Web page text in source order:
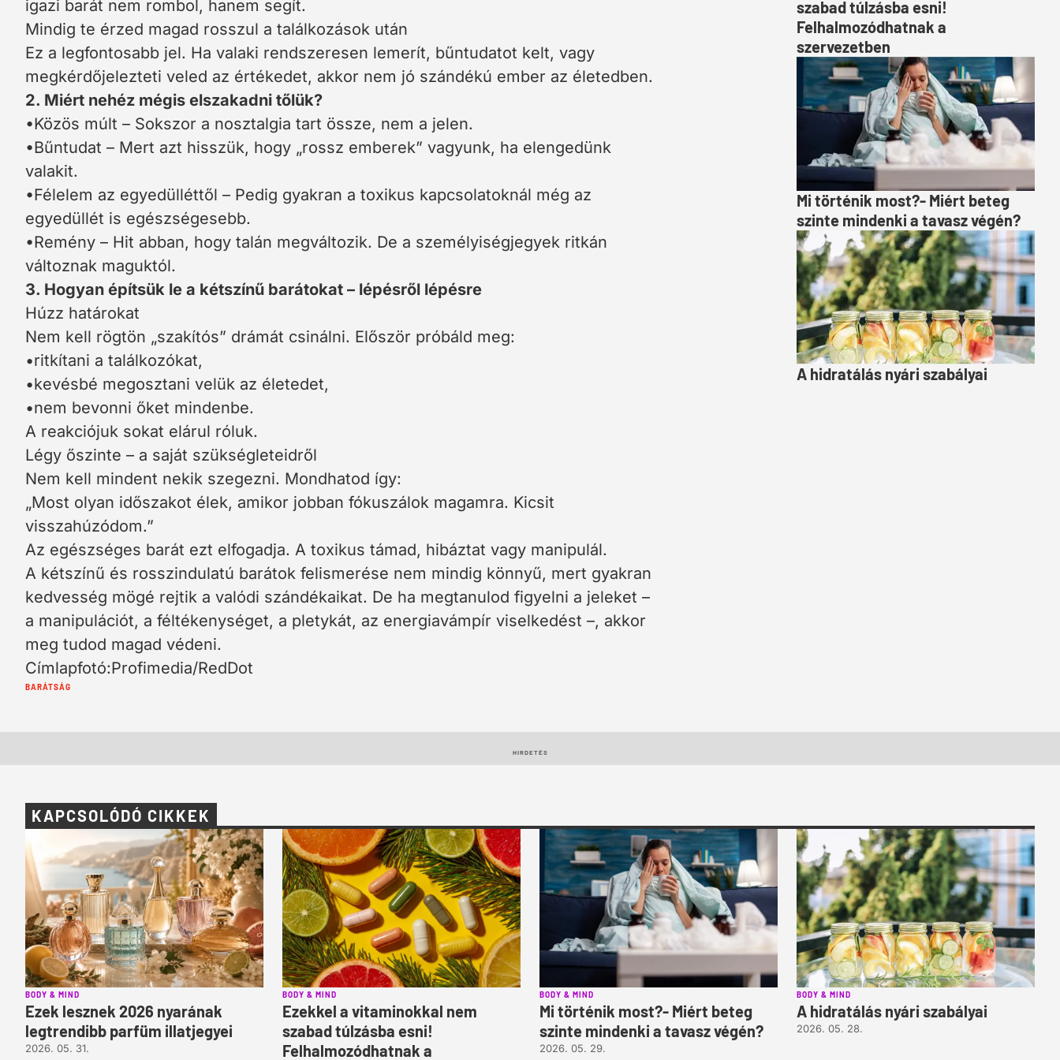
szabad túlzásba esni!
Felhalmozódhatnak a
szervezetben
Mi történik most?- Miért beteg
szinte mindenki a tavasz végén?
A hidratálás nyári szabályai
igazi barát nem rombol, hanem segít.
Mindig te érzed magad rosszul a találkozások után
Ez a legfontosabb jel. Ha valaki rendszeresen lemerít, bűntudatot kelt, vagy
megkérdőjelezteti veled az értékedet, akkor nem jó szándékú ember az életedben.
2. Miért nehéz mégis elszakadni tőlük?
•Közös múlt – Sokszor a nosztalgia tart össze, nem a jelen.
•Bűntudat – Mert azt hisszük, hogy „rossz emberek” vagyunk, ha elengedünk
valakit.
•Félelem az egyedülléttől – Pedig gyakran a toxikus kapcsolatoknál még az
egyedüllét is egészségesebb.
•Remény – Hit abban, hogy talán megváltozik. De a személyiségjegyek ritkán
változnak maguktól.
3. Hogyan építsük le a kétszínű barátokat – lépésről lépésre
Húzz határokat
Nem kell rögtön „szakítós” drámát csinálni. Először próbáld meg:
•ritkítani a találkozókat,
•kevésbé megosztani velük az életedet,
•nem bevonni őket mindenbe.
A reakciójuk sokat elárul róluk.
Légy őszinte – a saját szükségleteidről
Nem kell mindent nekik szegezni. Mondhatod így:
„Most olyan időszakot élek, amikor jobban fókuszálok magamra. Kicsit
visszahúzódom.”
Az egészséges barát ezt elfogadja. A toxikus támad, hibáztat vagy manipulál.
A kétszínű és rosszindulatú barátok felismerése nem mindig könnyű, mert gyakran
kedvesség mögé rejtik a valódi szándékaikat. De ha megtanulod figyelni a jeleket –
a manipulációt, a féltékenységet, a pletykát, az energiavámpír viselkedést –, akkor
meg tudod magad védeni.
Címlapfotó:Profimedia/RedDot
Cimkék:
BARÁTSÁG
HIRDETÉS
KAPCSOLÓDÓ CIKKEK
BODY & MIND
Ezek lesznek 2026 nyarának
legtrendibb parfüm illatjegyei
2026. 05. 31.
BODY & MIND
Ezekkel a vitaminokkal nem
szabad túlzásba esni!
Felhalmozódhatnak a
BODY & MIND
Mi történik most?- Miért beteg
szinte mindenki a tavasz végén?
2026. 05. 29.
BODY & MIND
A hidratálás nyári szabályai
2026. 05. 28.